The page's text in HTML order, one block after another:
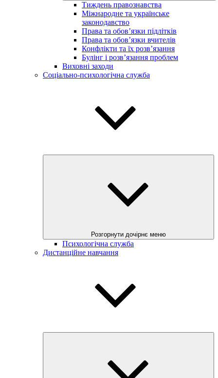
Тиждень правознавства
Міжнародне та українське
законодавство
Права та обов’язки підлітків
Права та обов’язки вчителів
Конфлікти та їх розв’язання
Булінг і розв’язання проблем
Виховні заходи
Соціально-психологічна служба
Розгорнути дочірнє меню
Психологічна служба
Дистанційне навчання